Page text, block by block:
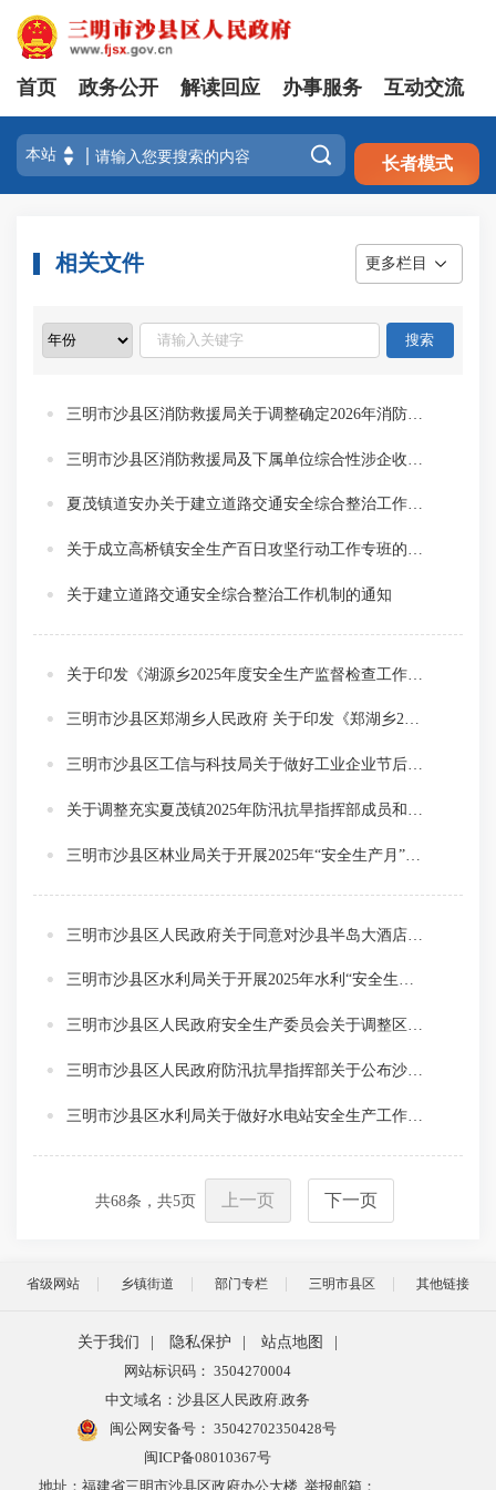
注册 登录
首页 政务公开 解读回应 办事服务 互动交流
 长者模式
相关文件 更多栏目
夏茂镇道安办关于建立道路交通安全综合整治工作机制的通知
关于成立高桥镇安全生产百日攻坚行动工作专班的通知
关于建立道路交通安全综合整治工作机制的通知
三明市沙县区郑湖乡人民政府 关于印发《郑湖乡2025年度安全生产监督检查工作计划》的通知
三明市沙县区工信与科技局关于做好工业企业节后复工复产安全生产工作的通知
关于调整充实夏茂镇2025年防汛抗旱指挥部成员和水库山塘安全度汛责任人的通知
三明市沙县区水利局关于开展2025年水利“安全生产月”活动的通知
三明市沙县区人民政府安全生产委员会关于调整区政府安委会组成人员的通知
共68条，共5页 上一页 下一页
省级网站 乡镇街道 部门专栏 三明市县区 其他链接
关于我们 | 隐私保护 | 站点地图
|
网站标识码： 3504270004
中文域名：沙县区人民政府.政务
闽公网安备号： 35042702350428号
闽ICP备08010367号
地址：福建省三明市沙县区政府办公大楼 举报邮箱：